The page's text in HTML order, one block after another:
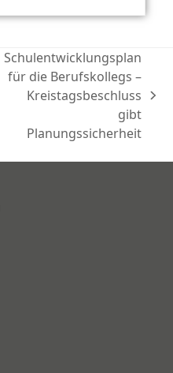
Nächster
Schulentwicklungsplan
für die Berufskollegs –
Kreistagsbeschluss
gibt
Planungssicherheit